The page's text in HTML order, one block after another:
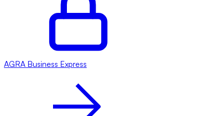
AGRA Business Express